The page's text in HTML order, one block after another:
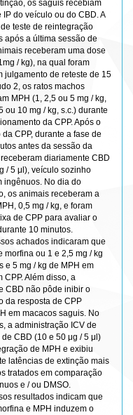
os saguis recebiam
do veículo ou do CBD. A
teste de reintegração
após a última sessão de
receberam uma dose
/ kg), na qual foram
julgamento de reteste de 15
2, os ratos machos
MPH (1, 2,5 ou 5 mg / kg,
ou 10 mg / kg, s.c.) durante
da CPP. Após o
CPP, durante a fase de
antes da sessão da
diariamente CBD
/ 5 μl), veículo sozinho
ingênuos. No dia do
os animais receberam a
0,5 mg / kg, e foram
de CPP para avaliar o
10 minutos.
achados indicaram que
morfina ou 1 e 2,5 mg / kg
e 5 mg / kg de MPH em
CPP. Além disso, a
CBD não pôde inibir o
da resposta de CPP
em macacos saguis. No
a administração ICV de
CBD (10 e 50 μg / 5 μl)
de MPH e exibiu
latências de extinção mais
tratados em comparação
e / ou DMSO.
resultados indicam que
e MPH induzem o